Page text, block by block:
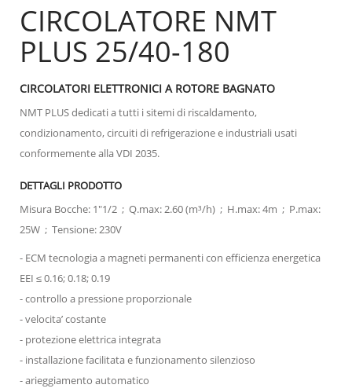
CIRCOLATORE NMT
PLUS 25/40-180
CIRCOLATORI ELETTRONICI A ROTORE BAGNATO
NMT PLUS dedicati a tutti i sitemi di riscaldamento,
condizionamento, circuiti di refrigerazione e industriali usati
conformemente alla VDI 2035.
DETTAGLI PRODOTTO
Misura Bocche: 1"1/2 ; Q.max: 2.60 (m³/h) ; H.max: 4m ; P.max:
25W ; Tensione: 230V
- ECM tecnologia a magneti permanenti con efficienza energetica
EEI ≤ 0.16; 0.18; 0.19
- controllo a pressione proporzionale
- velocita’ costante
- protezione elettrica integrata
- installazione facilitata e funzionamento silenzioso
- arieggiamento automatico